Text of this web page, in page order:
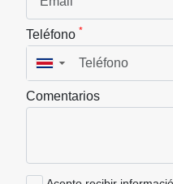
Teléfono *
▼
Comentarios